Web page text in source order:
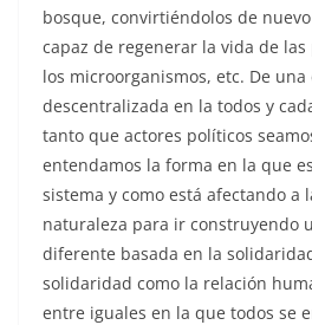
bosque, convirtiéndolos de
capaz de regenerar la vida de
los microorganismos, etc. De una
descentralizada en la todos y
tanto que actores políticos
entendamos la forma en la que
sistema y como está afectando a
naturaleza para ir construyendo
diferente basada en la
solidaridad como la relación
entre iguales en la que todos se